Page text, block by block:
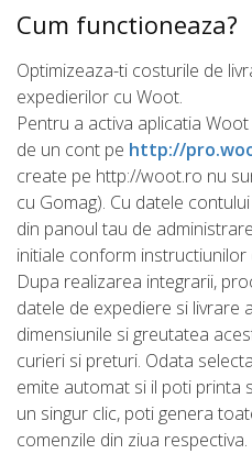
Cum functioneaza?
Optimizeaza-ti costurile de
expedierilor cu Woot.
Pentru a activa aplicatia
de un cont pe http://
create pe http://woot.ro nu
cu Gomag). Cu datele
din panoul tau de
initiale conform
Dupa realizarea integrarii,
datele de expediere si livrare
dimensiunile si greutatea
curieri si preturi. Odata
emite automat si il poti printa
un singur clic, poti genera
comenzile din ziua respectiva.